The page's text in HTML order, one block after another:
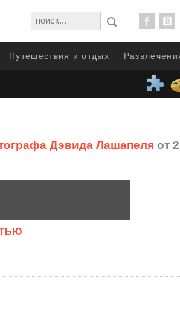
Путешествия и отдых
Дэвида Лашапеля от